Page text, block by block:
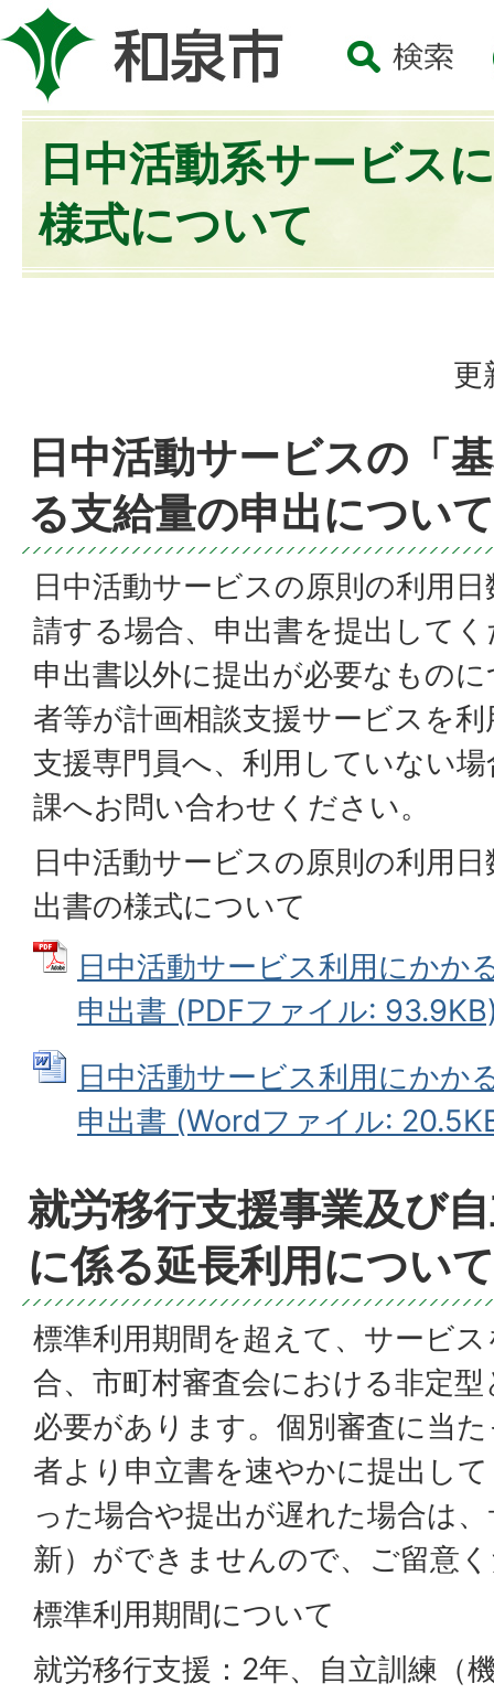
日中活動系サービス
様式について
更
日中活動サービスの「
る支給量の申出について
日中活動サービスの原則の利用
請する場合、申出書を提出して
申出書以外に提出が必要なもの
者等が計画相談支援サービスを
支援専門員へ、利用していない
課へお問い合わせください。
日中活動サービスの原則の利用
出書の様式について
日中活動サービス利用にかか
申出書 (PDFファイル:
日中活動サービス利用にかか
申出書 (Wordファイル:
就労移行支援事業及び
に係る延長利用について
標準利用期間を超えて、サービ
合、市町村審査会における非定
必要があります。個別審査に当
者より申立書を速やかに提出し
った場合や提出が遅れた場合は
新）ができませんので、ご留意
標準利用期間について
就労移行支援：2年、自立訓練（